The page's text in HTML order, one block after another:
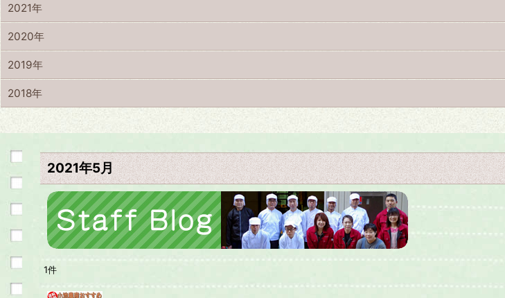
2021年5月
1件
2021年
2020年
2019年
2018年